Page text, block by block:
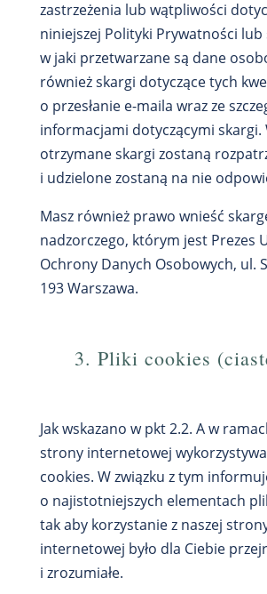
zastrzeżenia lub wątpliwości
niniejszej Polityki Prywatności
w jaki przetwarzane są dane
również skargi dotyczące tych
o przesłanie e-maila wraz ze
informacjami dotyczącymi skargi.
otrzymane skargi zostaną
i udzielone zostaną na nie
Masz również prawo wnieść
nadzorczego, którym jest Prezes
Ochrony Danych Osobowych, ul.
193 Warszawa.
3. Pliki cookies
Jak wskazano w pkt 2.2. A w
strony internetowej
cookies. W związku z tym
o najistotniejszych elementach
tak aby korzystanie z naszej
internetowej było dla Ciebie
i zrozumiałe.